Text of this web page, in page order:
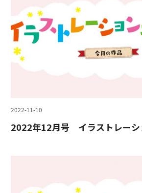
2022-11-10
2022年12月号 イラストレーシ